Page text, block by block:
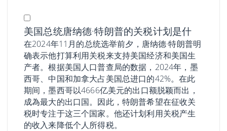
美国总统唐纳德·特朗普的关税计划是什
在2024年11月的总统选举前夕，唐纳德·特朗普明
确表示他打算利用关税来支持美国经济和美国生
产者。根据美国人口普查局的数据，2024年，墨
西哥、中国和加拿大占美国总进口的42%。在此
期间，墨西哥以4666亿美元的出口额脱颖而出，
成為最大的出口国。因此，特朗普希望在征收关
税时专注于这三个国家。他还计划利用关税产生
的收入来降低个人所得税。